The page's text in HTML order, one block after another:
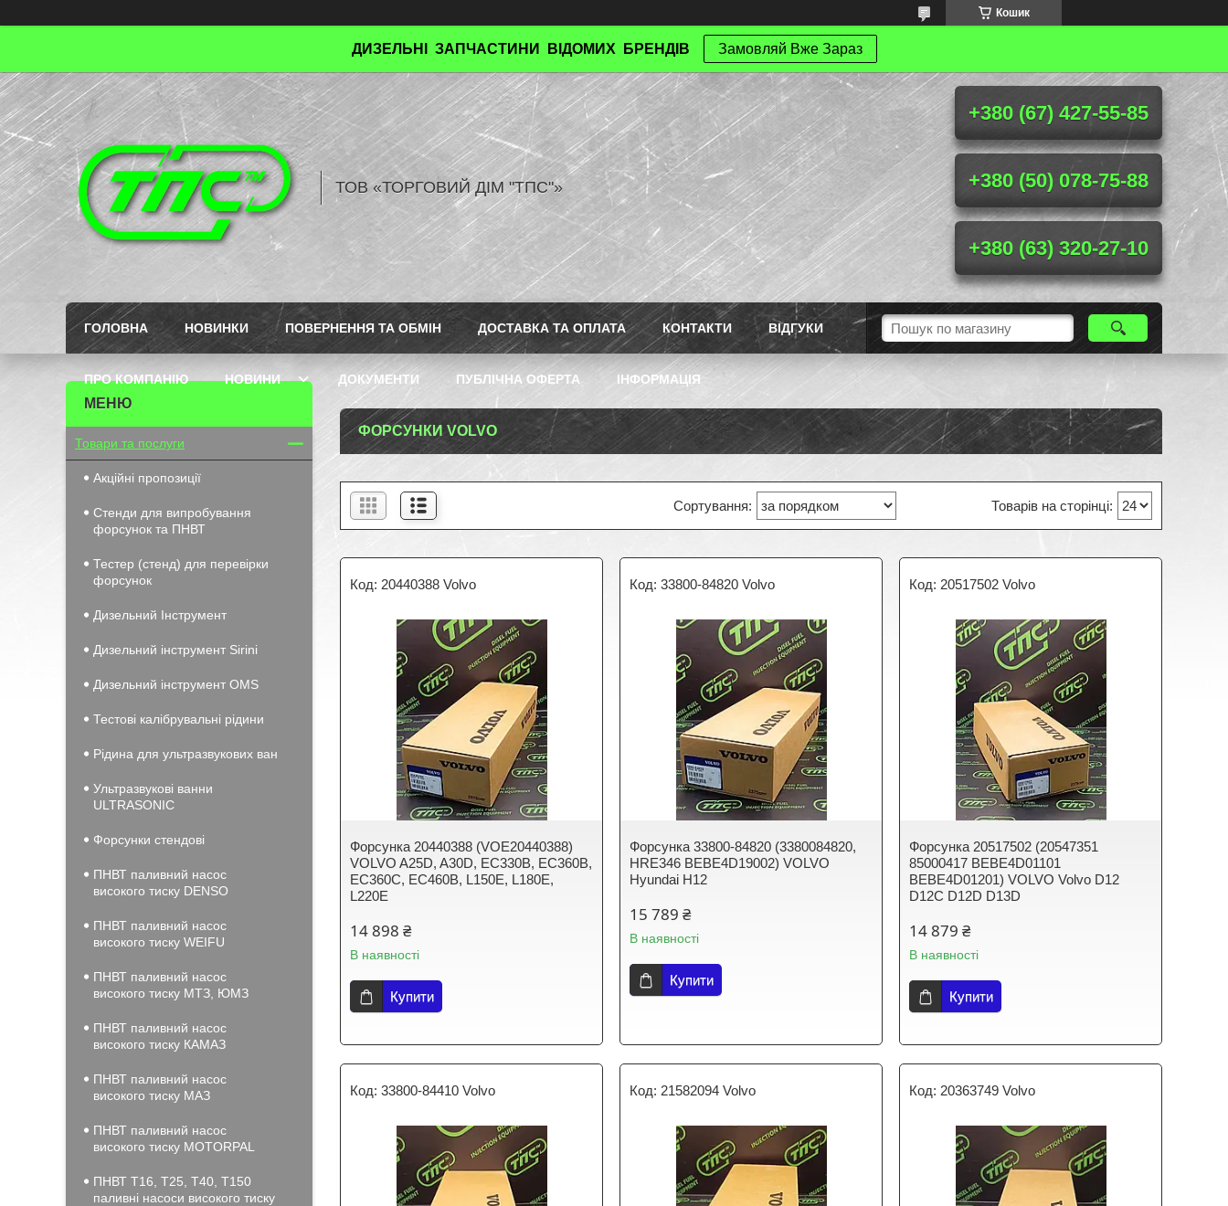
Кошик
ДИЗЕЛЬНІ ЗАПЧАСТИНИ ВІДОМИХ БРЕНДІВ Замовляй Вже Зараз
ТОВ «ТОРГОВИЙ ДІМ "ТПС"»
+380 (67) 427-55-85
+380 (50) 078-75-88
+380 (63) 320-27-10
ГОЛОВНА НОВИНКИ ПОВЕРНЕННЯ ТА ОБМІН ДОСТАВКА ТА ОПЛАТА КОНТАКТИ ВІДГУКИ
ПРО КОМПАНІЮ НОВИНИ ДОКУМЕНТИ ПУБЛІЧНА ОФЕРТА ІНФОРМАЦІЯ
ФОРСУНКИ VOLVO
20440388 Volvo
Форсунка 20440388 (VOE20440388)
VOLVO A25D, A30D, EC330B, EC360B,
EC360C, EC460B, L150E, L180E,
L220E
14 898 ₴
В наявності
Купити
33800-84820 Volvo
Форсунка 33800-84820 (3380084820,
HRE346 BEBE4D19002) VOLVO
Hyundai H12
15 789 ₴
В наявності
Купити
20517502 Volvo
Форсунка 20517502 (20547351
85000417 BEBE4D01101
BEBE4D01201) VOLVO Volvo D12
D12C D12D D13D
14 879 ₴
В наявності
Купити
33800-84410 Volvo 21582094 Volvo 20363749 Volvo
Товари та послуги
Акційні пропозиції
Стенди для випробування
форсунок та ПНВТ
Тестер (стенд) для перевірки
форсунок
Дизельний Інструмент
Дизельний інструмент Sirini
Дизельний інструмент OMS
Тестові калібрувальні рідини
Рідина для ультразвукових ван
Ультразвукові ванни
ULTRASONIC
Форсунки стендові
ПНВТ паливний насос
високого тиску DENSO
ПНВТ паливний насос
високого тиску WEIFU
ПНВТ паливний насос
високого тиску МТЗ, ЮМЗ
ПНВТ паливний насос
високого тиску КАМАЗ
ПНВТ паливний насос
високого тиску МАЗ
ПНВТ паливний насос
високого тиску MOTORPAL
ПНВТ Т16, Т25, Т40, Т150
паливні насоси високого тиску